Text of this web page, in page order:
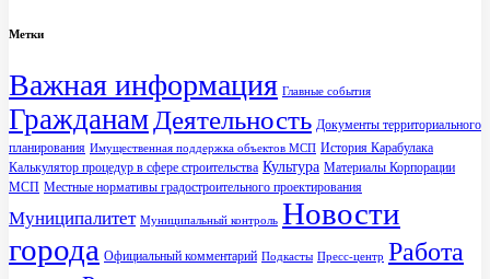
Метки
Важная информация Главные события
Гражданам Деятельность Документы территориального
планирования Имущественная поддержка объектов МСП История Карабулака
Калькулятор процедур в сфере строительства Культура Материалы Корпорации
МСП Местные нормативы градостроительного проектирования
Муниципалитет Муниципальный контроль Новости
города Официальный комментарий Подкасты Пресс-центр Работа